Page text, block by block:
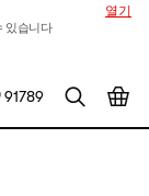
있습니다
열기
91789